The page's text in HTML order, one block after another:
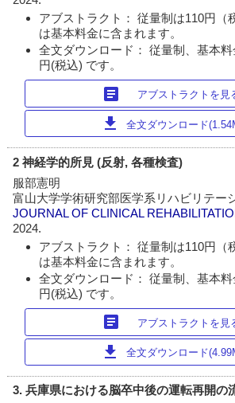
アブストラクト： 従量制は110円（
は基本料金に含まれます。
全文ダウンロード： 従量制、基本
円(税込) です。
article アブストラクトを見
download 全文ダウンロード
2 神経学的所見 (反射, 各種検査)
服部憲明
富山大学学術研究部医学系リハビリテー
JOURNAL OF CLINICAL
2024.
アブストラクト： 従量制は110円（
は基本料金に含まれます。
全文ダウンロード： 従量制、基本
円(税込) です。
article アブストラクトを見
download 全文ダウンロード
3. 兵庫県における脳卒中後の運転再開の